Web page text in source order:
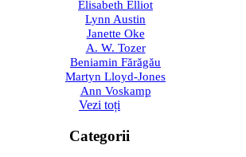
Elisabeth Elliot
Lynn Austin
Janette Oke
A. W. Tozer
Beniamin Fărăgău
Martyn Lloyd-Jones
Ann Voskamp
Vezi toți
Categorii